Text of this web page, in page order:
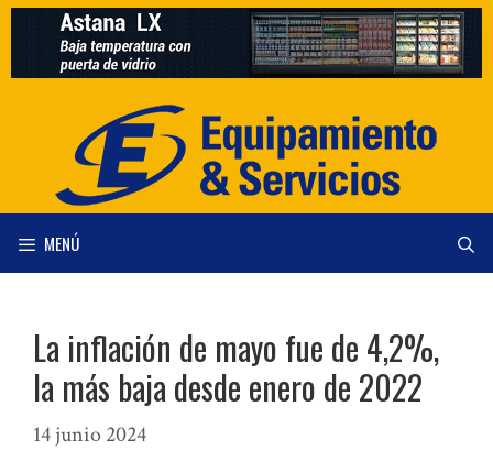
Saltar
contenido
MENÚ
La inflación de mayo fue de 4,2%,
la más baja desde enero de 2022
14 junio 2024